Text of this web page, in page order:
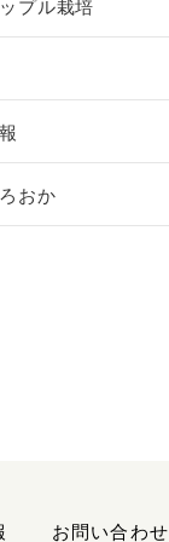
プル栽培
おか
お問い合わせ